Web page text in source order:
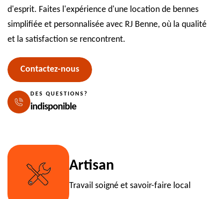
d'esprit. Faites l'expérience d'une location de bennes
simplifiée et personnalisée avec RJ Benne, où la qualité
et la satisfaction se rencontrent.
Contactez-nous
DES QUESTIONS?
indisponible
Artisan
Travail soigné et savoir-faire local